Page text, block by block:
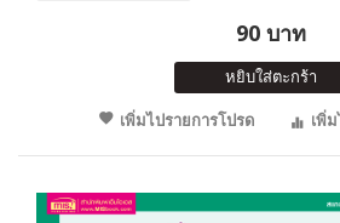
90 บาท
หยิบใส่ตะกร้า
เพิ่มไปรายการโปรด
เพิ่